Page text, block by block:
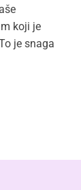
koji je
je snaga